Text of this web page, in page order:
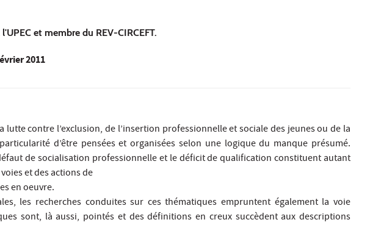
et membre du REV-CIRCEFT.
2011
lutte contre l’exclusion, de l’insertion professionnelle et sociale des jeunes ou de la
d’être pensées et organisées selon une logique du manque présumé.
de socialisation professionnelle et le déficit de qualification constituent autant
et des actions de
en oeuvre.
les recherches conduites sur ces thématiques empruntent également la voie
sont, là aussi, pointés et des définitions en creux succèdent aux descriptions